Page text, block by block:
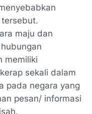
maju dan
memiliki
sekali dalam
pada negara yang
pesan/ informasi